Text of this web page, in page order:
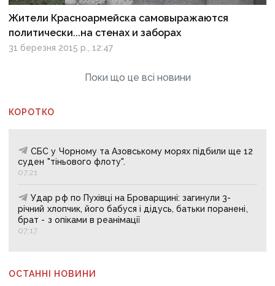
Жители Красноармейска самовыражаются
политически...на стенах и заборах
31 березня 2015 р., 12:47
Поки що це всі новини
КОРОТКО
СБС у Чорному та Азовському морях підбили ще 12
суден "тіньового флоту".
07:21
Удар рф по Пухівці на Броварщині: загинули 3-
річний хлопчик, його бабуся і дідусь, батьки поранені,
брат - з опіками в реанімації
07:17
ОСТАННІ НОВИНИ